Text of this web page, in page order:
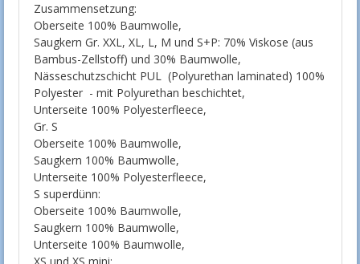
Zusammensetzung:
Oberseite 100% Baumwolle,
Saugkern Gr. XXL, XL, L, M und S+P: 70% Viskose (aus
Bambus-Zellstoff) und 30% Baumwolle,
Nässeschutzschicht PUL (Polyurethan laminated) 100%
Polyester - mit Polyurethan beschichtet,
Unterseite 100% Polyesterfleece,
Gr. S
Oberseite 100% Baumwolle,
Saugkern 100% Baumwolle,
Unterseite 100% Polyesterfleece,
S superdünn:
Oberseite 100% Baumwolle,
Saugkern 100% Baumwolle,
Unterseite 100% Baumwolle,